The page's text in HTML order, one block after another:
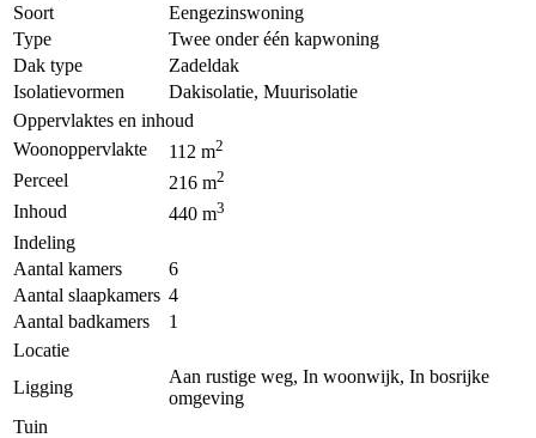
Soort
Eengezinswoning
Type
Twee onder één kapwoning
Dak type
Zadeldak
Isolatievormen
Dakisolatie, Muurisolatie
Oppervlaktes en inhoud
Woonoppervlakte
112 m2
Perceel 216 m2
Inhoud 440 m3
Indeling
Aantal kamers
6
Aantal slaapkamers 4
Aantal badkamers
1
Locatie
Ligging
Aan rustige weg, In woonwijk, In bosrijke
omgeving
Tuin